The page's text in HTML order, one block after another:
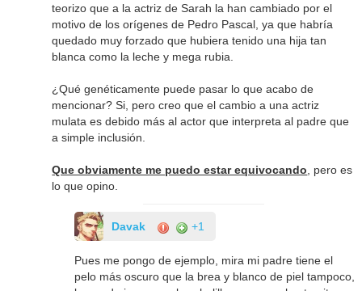
teorizo que a la actriz de Sarah la han cambiado por el
motivo de los orígenes de Pedro Pascal, ya que habría
quedado muy forzado que hubiera tenido una hija tan
blanca como la leche y mega rubia.
¿Qué genéticamente puede pasar lo que acabo de
mencionar? Si, pero creo que el cambio a una actriz
mulata es debido más al actor que interpreta al padre que
a simple inclusión.
Que obviamente me puedo estar equivocando, pero es
lo que opino.
Davak +1
Pues me pongo de ejemplo, mira mi padre tiene el
pelo más oscuro que la brea y blanco de piel tampoco,